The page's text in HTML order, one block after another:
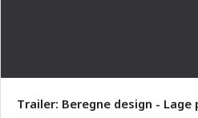
Trailer: Beregne design -